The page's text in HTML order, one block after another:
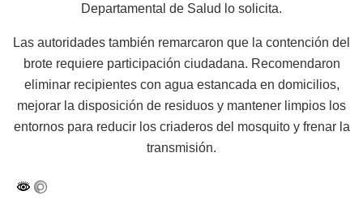
Departamental de Salud lo solicita.
Las autoridades también remarcaron que la contención del
brote requiere participación ciudadana. Recomendaron
eliminar recipientes con agua estancada en domicilios,
mejorar la disposición de residuos y mantener limpios los
entornos para reducir los criaderos del mosquito y frenar la
transmisión.